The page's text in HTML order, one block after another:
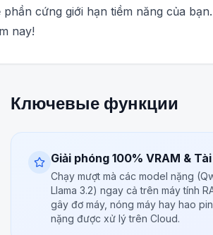
cứng giới hạn tiềm năng của
nay!
Ключевые функции
Giải phóng 100% VRAM &
Chạy mượt mà các model nặng
Llama 3.2) ngay cả trên máy tính
gây đơ máy, nóng máy hay hao
nặng được xử lý trên Cloud.